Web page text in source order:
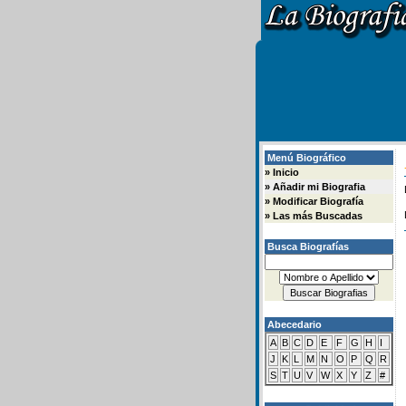
Menú Biográfico
» Inicio
» Añadir mi Biografia
» Modificar Biografía
» Las más Buscadas
Busca Biografías
Abecedario
A B C D E F G H
I
J
K L M N O P Q
R
S T U V W X Y Z #